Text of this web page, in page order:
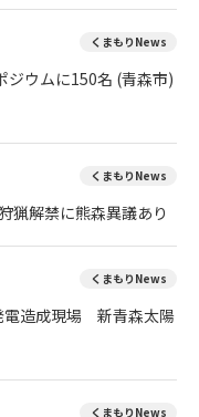
くまもりNews
ジウムに150名 (青森市)
くまもりNews
猟解禁に熊森異議あり
くまもりNews
電造成現場 新青森太陽
くまもりNews